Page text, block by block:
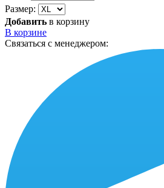
Размер:
Добавить в корзину
В корзине
Связаться с менеджером: